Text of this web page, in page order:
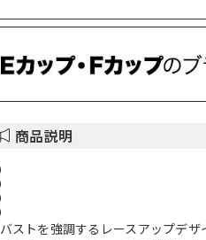
商品説明
バストを強調するレースアップデ